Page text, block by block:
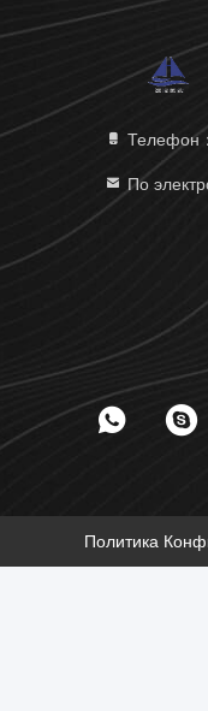
Телефон
По
Политика